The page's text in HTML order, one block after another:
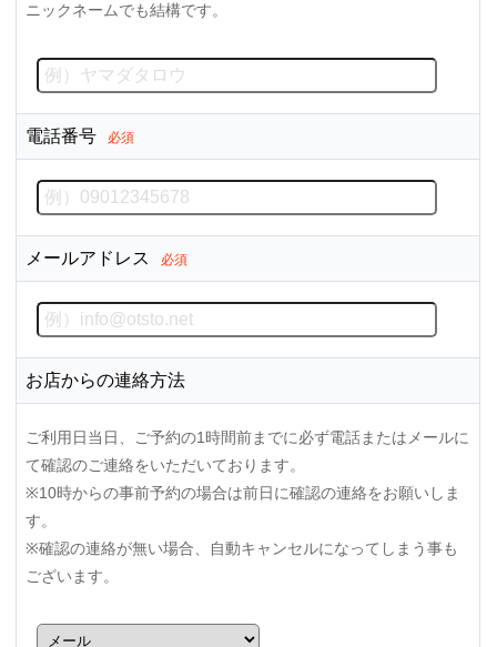
ニックネームでも結構です。
電話番号 必須
メールアドレス 必須
お店からの連絡方法
ご利用日当日、ご予約の1時間前までに必ず電話またはメールに
て確認のご連絡をいただいております。
※10時からの事前予約の場合は前日に確認の連絡をお願いしま
す。
※確認の連絡が無い場合、自動キャンセルになってしまう事も
ございます。